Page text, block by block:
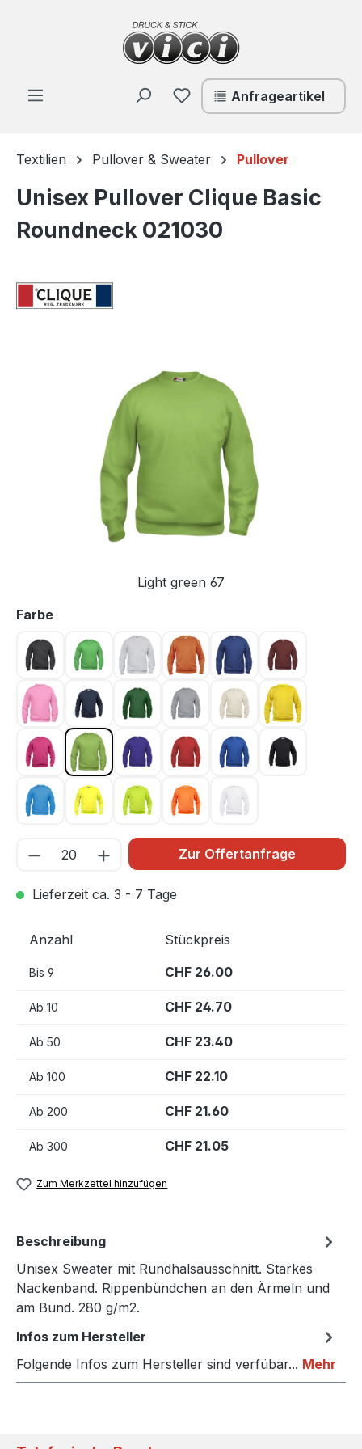
Zum Hauptinhalt springen
Du hast 0 Produkte auf
Anfrageartikel
Textilien Pullover & Sweater Pullover
Unisex Pullover Clique Basic
Roundneck 021030
Bildergalerie überspringen
Light green 67
Farbeauswählen
Anthrazit meliert 955
Apfelgrün 605
Ash 92 Blood orange 18
Blue 56 Bordeaux 38
Bright Pink 250
Dunkel Marine 580
Flaschengrün 68
Graumeliert 95
Hellkhaki 815Jaune 10
Kirsche 300Light green 67
Lila 44 Rot 35 Royal Blau 55Schwarz 99
Türkis 54Warnschutz Gelb 11
Warnschutz Grün 600
Warnschutz Orange 170
Weiss 00
Zur Offertanfrage
Lieferzeit ca. 3 - 7 Tage
Anzahl Stückpreis
Bis 9 CHF 26.00
Ab 10 CHF 24.70
Ab 50 CHF 23.40
Ab 100 CHF 22.10
Ab 200 CHF 21.60
Ab 300 CHF 21.05
Zum Merkzettel hinzufügen
Beschreibung
Unisex Sweater mit Rundhalsausschnitt. Starkes
Nackenband. Rippenbündchen an den Ärmeln und
am Bund. 280 g/m2.
Infos zum Hersteller
Folgende Infos zum Hersteller sind verfübar... Mehr